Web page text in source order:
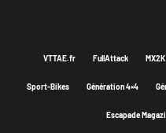
VTTAE.fr FullAttack MX2K
Sport-Bikes Génération 4×4
Escapade